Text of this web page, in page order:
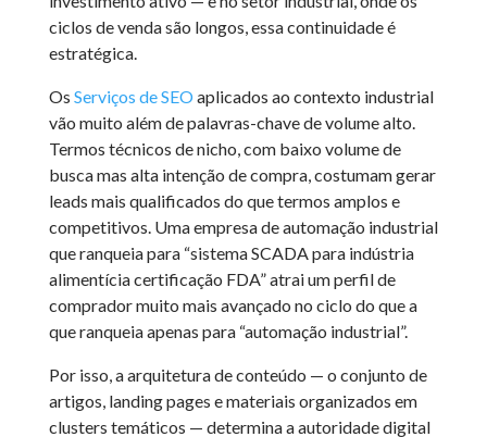
ciclos de venda são longos, essa continuidade é
estratégica.
Os Serviços de SEOaplicados ao contexto industrial
vão muito além de palavras-chave de volume alto.
Termos técnicos de nicho, com baixo volume de
busca mas alta intenção de compra, costumam gerar
leads mais qualificados do que termos amplos e
competitivos. Uma empresa de automação industrial
que ranqueia para “sistema SCADA para indústria
alimentícia certificação FDA” atrai um perfil de
comprador muito mais avançado no ciclo do que a
que ranqueia apenas para “automação industrial”.
Por isso, a arquitetura de conteúdo — o conjunto de
artigos, landing pages e materiais organizados em
clusters temáticos — determina a autoridade digital